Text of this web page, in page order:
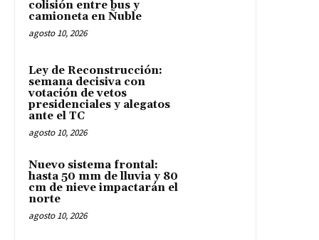
colisión entre bus y
camioneta en Ñuble
agosto 10, 2026
Ley de Reconstrucción:
semana decisiva con
votación de vetos
presidenciales y alegatos
ante el TC
agosto 10, 2026
Nuevo sistema frontal:
hasta 50 mm de lluvia y 80
cm de nieve impactarán el
norte
agosto 10, 2026